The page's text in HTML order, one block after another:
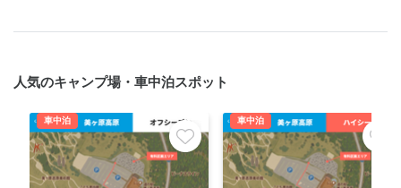
人気のキャンプ場・車中泊スポット
車中泊 車中泊